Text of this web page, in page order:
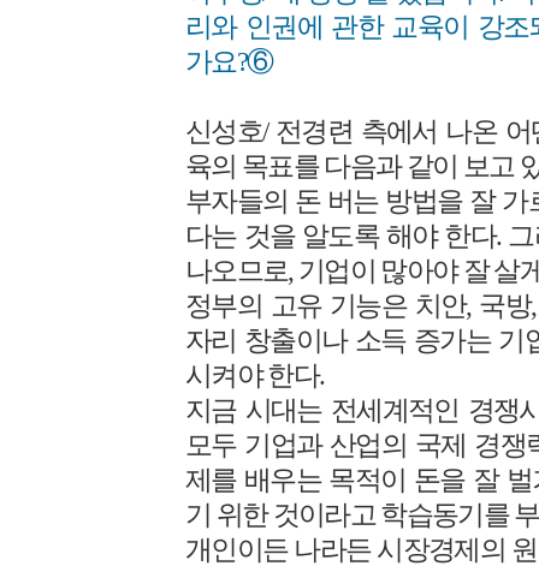
리와 인권에 관한 교육이 강
가요?⑥
신성호/ 전경련 측에서 나온
육의 목표를 다음과 같이 보고
부자들의 돈 버는 방법을 잘
다는 것을 알도록 해야 한다.
나오므로, 기업이 많아야 잘 살
정부의 고유 기능은 치안, 국
자리 창출이나 소득 증가는 기
시켜야 한다.
지금 시대는 전세계적인 경쟁
모두 기업과 산업의 국제 경
제를 배우는 목적이 돈을 잘
기 위한 것이라고 학습동기를
개인이든 나라든 시장경제의